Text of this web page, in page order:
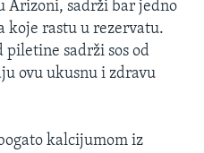
Arizoni, sadrži bar jedno
koje rastu u rezervatu.
piletine sadrži sos od
ovu ukusnu i zdravu
kalcijumom iz